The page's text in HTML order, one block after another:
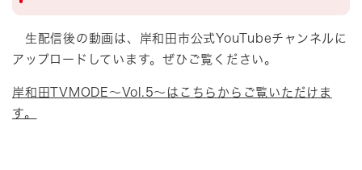
生配信後の動画は、岸和田市公式YouTubeチャンネルに
アップロードしています。ぜひご覧ください。
岸和田TVMODE～Vol.5～はこちらからご覧いただけま
す。